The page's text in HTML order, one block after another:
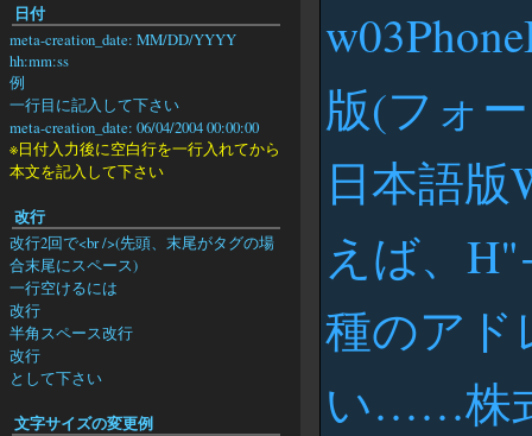
版(フォ
日本語版
えば、
種のアド
い……株
日付
meta-creation_date: MM/DD/YYYY
hh:mm:ss
例
一行目に記入して下さい
meta-creation_date: 06/04/2004 00:00:00
※日付入力後に空白行を一行入れてから
本文を記入して下さい
改行
改行2回で<br />(先頭、末尾がタグの場
合末尾にスペース)
一行空けるには
改行
半角スペース改行
改行
として下さい
文字サイズの変更例